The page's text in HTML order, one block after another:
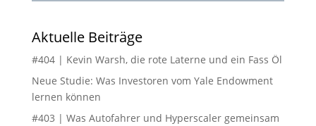
Aktuelle Beiträge
#404 | Kevin Warsh, die rote Laterne und ein Fass Öl
Neue Studie: Was Investoren vom Yale Endowment
lernen können
#403 | Was Autofahrer und Hyperscaler gemeinsam